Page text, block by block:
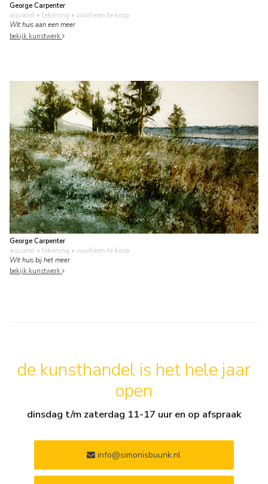
George Carpenter
aquarel • tekening • voorheen te koop
Wit huis aan een meer
bekijk kunstwerk
George Carpenter
aquarel • tekening • voorheen te koop
Wit huis bij het meer
bekijk kunstwerk
de kunsthandel is het hele jaar
open
dinsdag t/m zaterdag 11-17 uur en op afspraak
info@simonisbuunk.nl